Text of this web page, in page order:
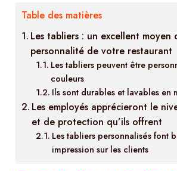
Table des matières
Les tabliers : un excellent moyen
personnalité de votre restaurant
Les tabliers peuvent être
couleurs
Ils sont durables et lavables en
Les employés apprécieront le
et de protection qu’ils offrent
Les tabliers personnalisés font
impression sur les clients